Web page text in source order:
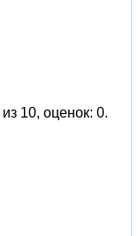
из 10, оценок: 0.